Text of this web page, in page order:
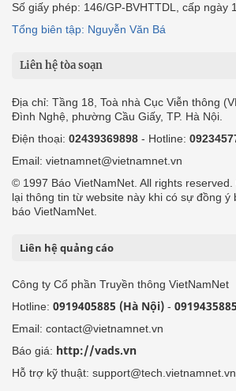
Số giấy phép: 146/GP-BVHTTDL, cấp ngày
Tổng biên tập: Nguyễn Văn Bá
Liên hệ tòa soạn
Địa chỉ: Tầng 18, Toà nhà Cục Viễn thông
Đình Nghệ, phường Cầu Giấy, TP. Hà Nội.
Điện thoại: 02439369898 - Hotline:
Email: vietnamnet@vietnamnet.vn
© 1997 Báo VietNamNet. All rights
lại thông tin từ website này khi có sự đồng ý
báo VietNamNet.
Liên hệ quảng cáo
Công ty Cổ phần Truyền thông VietNamNet
Hotline: 0919405885 (Hà Nội) -
Email: contact@vietnamnet.vn
Báo giá: http://vads.vn
Hỗ trợ kỹ thuật: support@tech.vietnamnet.vn